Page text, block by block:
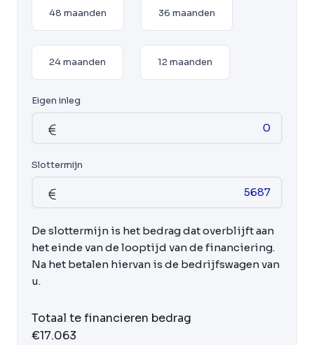
48 maanden 36 maanden
24 maanden 12 maanden
Eigen inleg
Slottermijn
De slottermijn is het bedrag dat overblijft aan
het einde van de looptijd van de financiering.
Na het betalen hiervan is de bedrijfswagen van
u.
Totaal te financieren bedrag
€17.063